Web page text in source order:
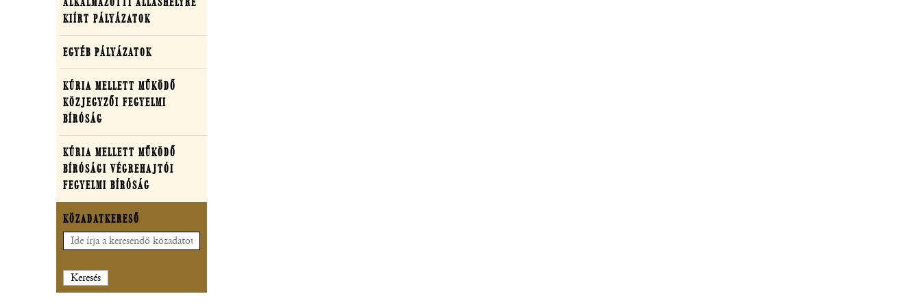
KIÍRT PÁLYÁZATOK
EGYÉB PÁLYÁZATOK
KÚRIA MELLETT MŰKÖDŐ
KÖZJEGYZŐI FEGYELMI
BÍRÓSÁG
KÚRIA MELLETT MŰKÖDŐ
BÍRÓSÁGI VÉGREHAJTÓI
FEGYELMI BÍRÓSÁG
KÖZADATKERESŐ